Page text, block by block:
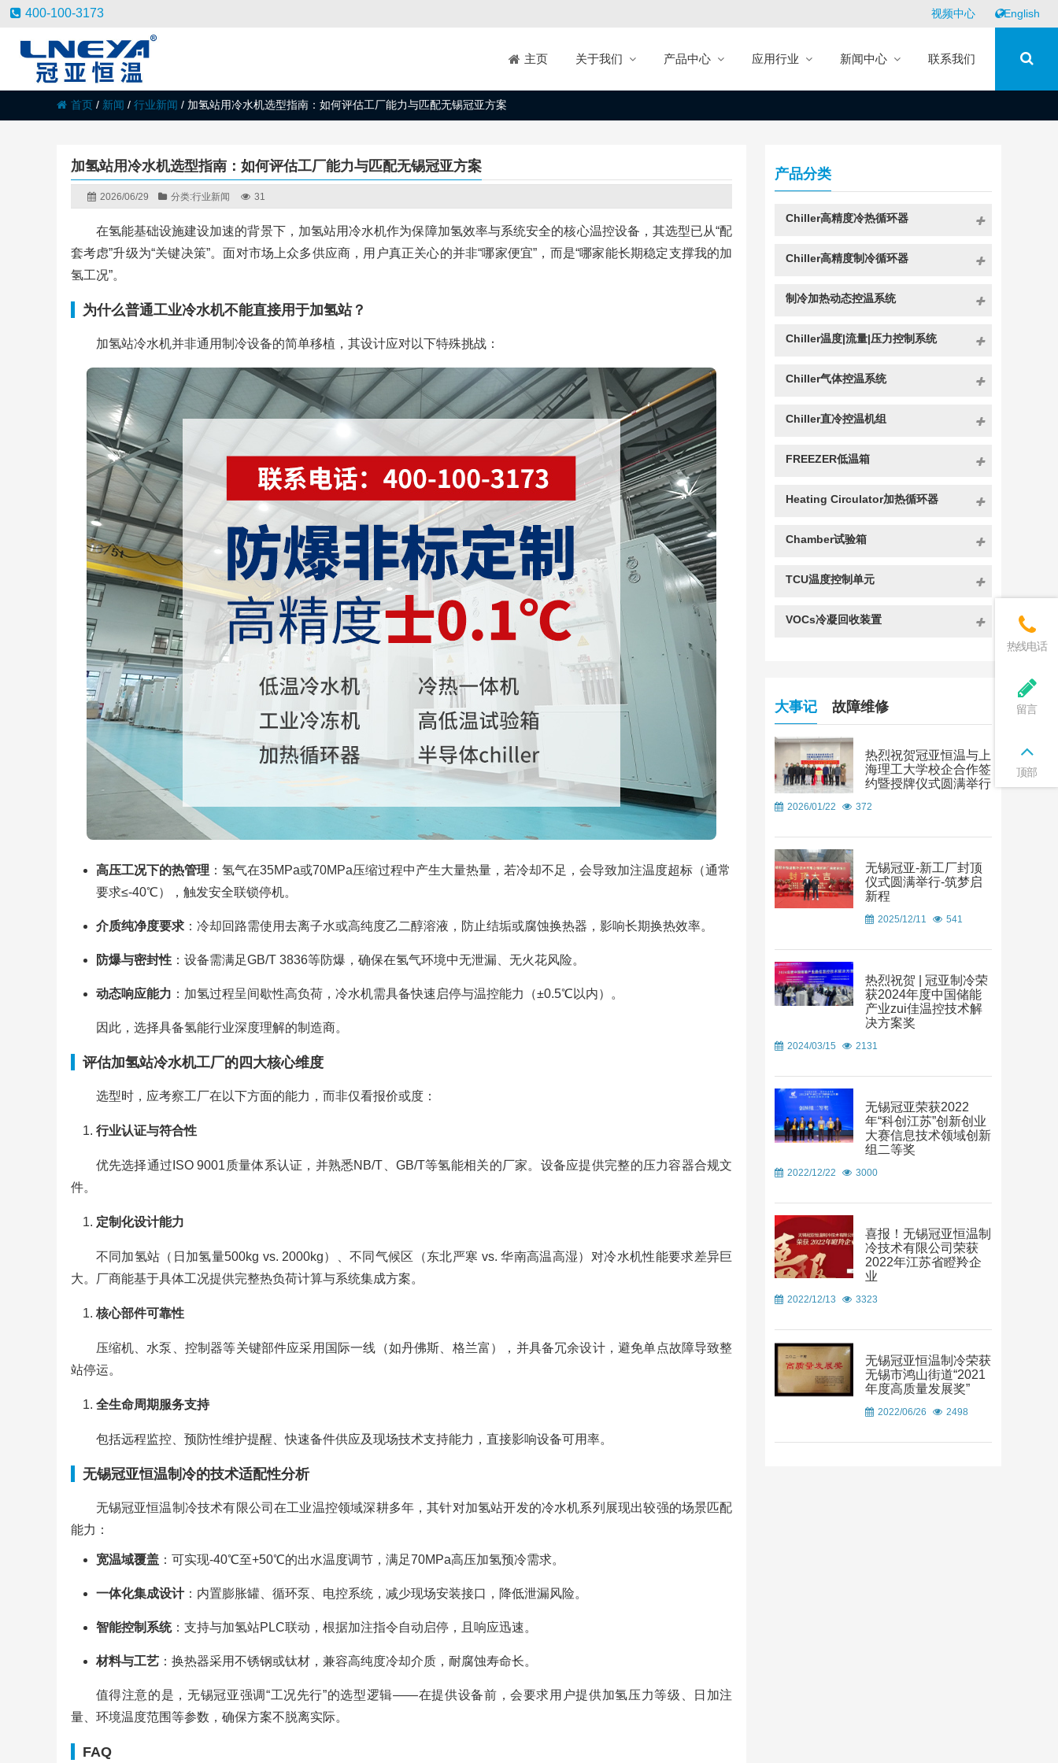
400-100-3173 视频中心 English
主页 关于我们 产品中心 应用行业 新闻中心 联系我们
首页 / 新闻 / 行业新闻 / 加氢站用冷水机选型指南：如何评估工厂能力与匹配无锡冠亚方案
加氢站用冷水机选型指南：如何评估工厂能力与匹配无锡冠亚方案
2026/06/29 分类:行业新闻 31
在氢能基础设施建设加速的背景下，加氢站用冷水机作为保障加氢效率与系统安全的核心温控设备，其选型已从“配
套考虑”升级为“关键决策”。面对市场上众多供应商，用户真正关心的并非“哪家便宜”，而是“哪家能长期稳定支撑我的加
氢工况”。
为什么普通工业冷水机不能直接用于加氢站？
加氢站冷水机并非通用制冷设备的简单移植，其设计应对以下特殊挑战：
高压工况下的热管理 ：氢气在35MPa或70MPa压缩过程中产生大量热量，若冷却不足，会导致加注温度超标（通常
要求≤-40℃），触发安全联锁停机。
介质纯净度要求：冷却回路需使用去离子水或高纯度乙二醇溶液，防止结垢或腐蚀换热器，影响长期换热效率。
防爆与密封性：设备需满足GB/T 3836等防爆，确保在氢气环境中无泄漏、无火花风险。
动态响应能力 ：加氢过程呈间歇性高负荷，冷水机需具备快速启停与温控能力（±0.5℃以内）。
因此，选择具备氢能行业深度理解的制造商。
评估加氢站冷水机工厂的四大核心维度
选型时，应考察工厂在以下方面的能力，而非仅看报价或度：
行业认证与符合性
优先选择通过ISO 9001质量体系认证，并熟悉NB/T、GB/T等氢能相关的厂家。设备应提供完整的压力容器合规文
件。
定制化设计能力
不同加氢站（日加氢量500kg vs. 2000kg）、不同气候区（东北严寒 vs. 华南高温高湿）对冷水机性能要求差异巨
大。厂商能基于具体工况提供完整热负荷计算与系统集成方案。
核心部件可靠性
压缩机、水泵、控制器等关键部件应采用国际一线（如丹佛斯、格兰富），并具备冗余设计，避免单点故障导致整
站停运。
全生命周期服务支持
包括远程监控、预防性维护提醒、快速备件供应及现场技术支持能力，直接影响设备可用率。
无锡冠亚恒温制冷的技术适配性分析
无锡冠亚恒温制冷技术有限公司在工业温控领域深耕多年，其针对加氢站开发的冷水机系列展现出较强的场景匹配
能力：
宽温域覆盖：可实现-40℃至+50℃的出水温度调节，满足70MPa高压加氢预冷需求。
一体化集成设计：内置膨胀罐、循环泵、电控系统，减少现场安装接口，降低泄漏风险。
智能控制系统：支持与加氢站PLC联动，根据加注指令自动启停，且响应迅速。
材料与工艺：换热器采用不锈钢或钛材，兼容高纯度冷却介质，耐腐蚀寿命长。
值得注意的是，无锡冠亚强调“工况先行”的选型逻辑——在提供设备前，会要求用户提供加氢压力等级、日加注
量、环境温度范围等参数，确保方案不脱离实际。
FAQ
产品分类
Chiller高精度冷热循环器
Chiller高精度制冷循环器
制冷加热动态控温系统
Chiller温度|流量|压力控制系统
Chiller气体控温系统
Chiller直冷控温机组
FREEZER低温箱
Heating Circulator加热循环器
Chamber试验箱
TCU温度控制单元
VOCs冷凝回收装置
大事记 故障维修
热烈祝贺冠亚恒温与上
海理工大学校企合作签
约暨授牌仪式圆满举行
2026/01/22 372
无锡冠亚-新工厂封顶
仪式圆满举行-筑梦启
新程
2025/12/11 541
热烈祝贺 | 冠亚制冷荣
获2024年度中国储能
产业zui佳温控技术解
决方案奖
2024/03/15 2131
无锡冠亚荣获2022
年“科创江苏”创新创业
大赛信息技术领域创新
组二等奖
2022/12/22 3000
喜报！无锡冠亚恒温制
冷技术有限公司荣获
2022年江苏省瞪羚企
业
2022/12/13 3323
无锡冠亚恒温制冷荣获
无锡市鸿山街道“2021
年度高质量发展奖”
2022/06/26 2498
热线电话
留言
顶部